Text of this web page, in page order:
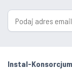
Instal-Konsorcjum